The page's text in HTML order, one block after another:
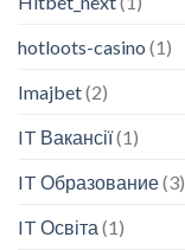
hotloots-casino (1)
Imajbet(2)
IT Вакансії(1)
IT Образование(3)
IT Освіта (1)